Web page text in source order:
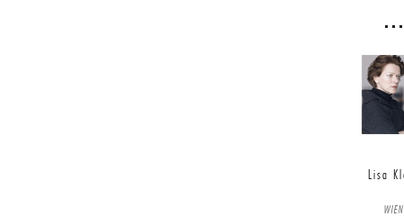
Lisa
WIEN